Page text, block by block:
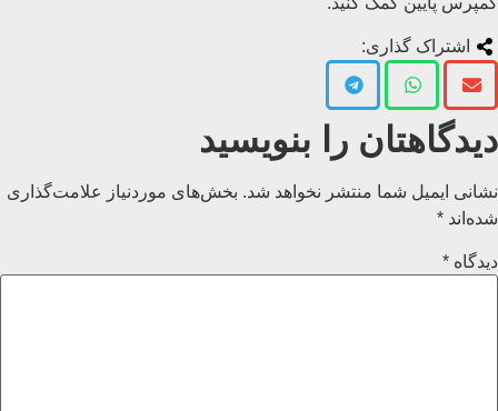
اشتراک گذاری:
دیدگاهتان را بنویسید
نشانی ایمیل شما منتشر نخواهد شد. بخش‌های موردنیاز علامت‌گذاری
شده‌اند *
دیدگاه *